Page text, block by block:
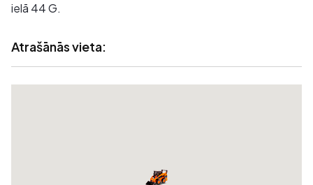
ielā 44 G.
Atrašānās vieta: